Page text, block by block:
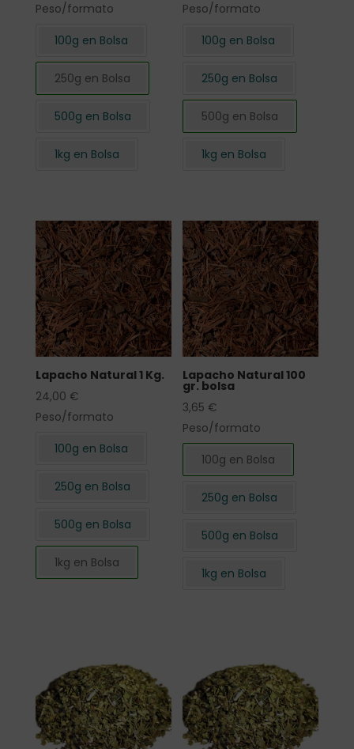
Peso/formato
100g en Bolsa
250g en Bolsa
500g en Bolsa
1kg en Bolsa
Peso/formato
100g en Bolsa
250g en Bolsa
500g en Bolsa
1kg en Bolsa
Lapacho Natural 1 Kg.
24,00 €
Peso/formato
100g en Bolsa
250g en Bolsa
500g en Bolsa
1kg en Bolsa
Lapacho Natural 100
gr. bolsa
3,65 €
Peso/formato
100g en Bolsa
250g en Bolsa
500g en Bolsa
1kg en Bolsa